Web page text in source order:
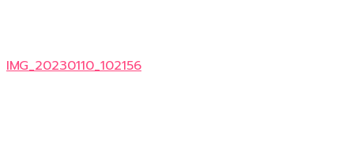
IMG_20230110_102156